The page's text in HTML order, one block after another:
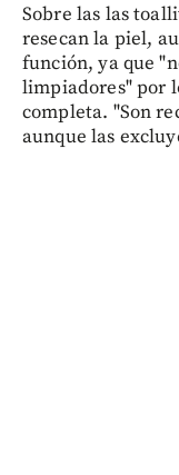
Sobre las las
resecan la piel,
función, ya que
limpiadores" por
completa. "Son
aunque las